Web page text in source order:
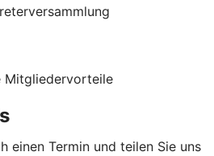
Mitgliedervorteile
einen Termin und teilen Sie uns